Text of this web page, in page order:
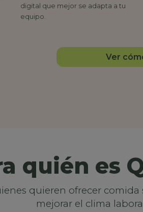
digital que mejor se adapta a tu
equipo.
Ver
quién es
quieren ofrecer
mejorar el clima